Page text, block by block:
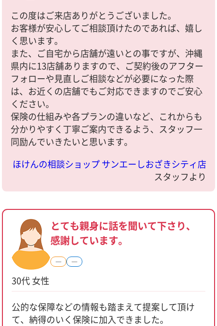
この度はご来店ありがとうございました。
お客様が安心してご相談頂けたのであれば、嬉し
く思います。
また、ご自宅から店舗が遠いとの事ですが、沖縄
県内に13店舗ありますので、ご契約後のアフター
フォローや見直しご相談などが必要になった際
は、お近くの店舗でもご対応できますのでご安心
ください。
保険の仕組みや各プランの違いなど、これからも
分かりやすく丁寧ご案内できるよう、スタッフ一
同励んでいきたいと思います。
ほけんの相談ショップ サンエーしおざきシティ店
スタッフより
30代 女性
とても親身に話を聞いて下さり、
感謝しています。
― ―
公的な保障などの情報も踏まえて提案して頂け
て、納得のいく保険に加入できました。